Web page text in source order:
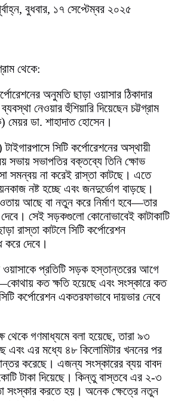
বুধবার, ১৭ সেপ্টেম্বর ২০২৫
থেকে:
অনুমতি ছাড়া ওয়াসার ঠিকাদার
নেওয়ার হুঁশিয়ারি দিয়েছেন চট্টগ্রাম
মেয়র ডা. শাহাদাত হোসেন।
সিটি কর্পোরেশনের অস্থায়ী
সভায় সভাপতির বক্তব্যে তিনি ক্ষোভ
সমন্বয় না করেই রাস্তা কাটছে। এতে
নষ্ট হচ্ছে এবং জনদুর্ভোগ বাড়ছে।
আছে বা নতুন করে নির্মাণ হবে—তার
দেবে। সেই সড়কগুলো কোনোভাবেই কাটাকাটি
রাস্তা কাটলে সিটি কর্পোরেশন
করে দেবে।
প্রতিটি সড়ক হস্তান্তরের আগে
কত ক্ষতি হয়েছে এবং সংস্কারে কত
কর্পোরেশন একতরফাভাবে দায়ভার নেবে
থেকে গণমাধ্যমে বলা হয়েছে, তারা ৯৩
এবং এর মধ্যে ৪৮ কিলোমিটার খননের পর
করেছে। এজন্য সংস্কারের ব্যয় বাবদ
টাকা দিয়েছে। কিন্তু বাস্তবে এর ২-৩
সংস্কার করতে হয়। অনেক ক্ষেত্রে নতুন